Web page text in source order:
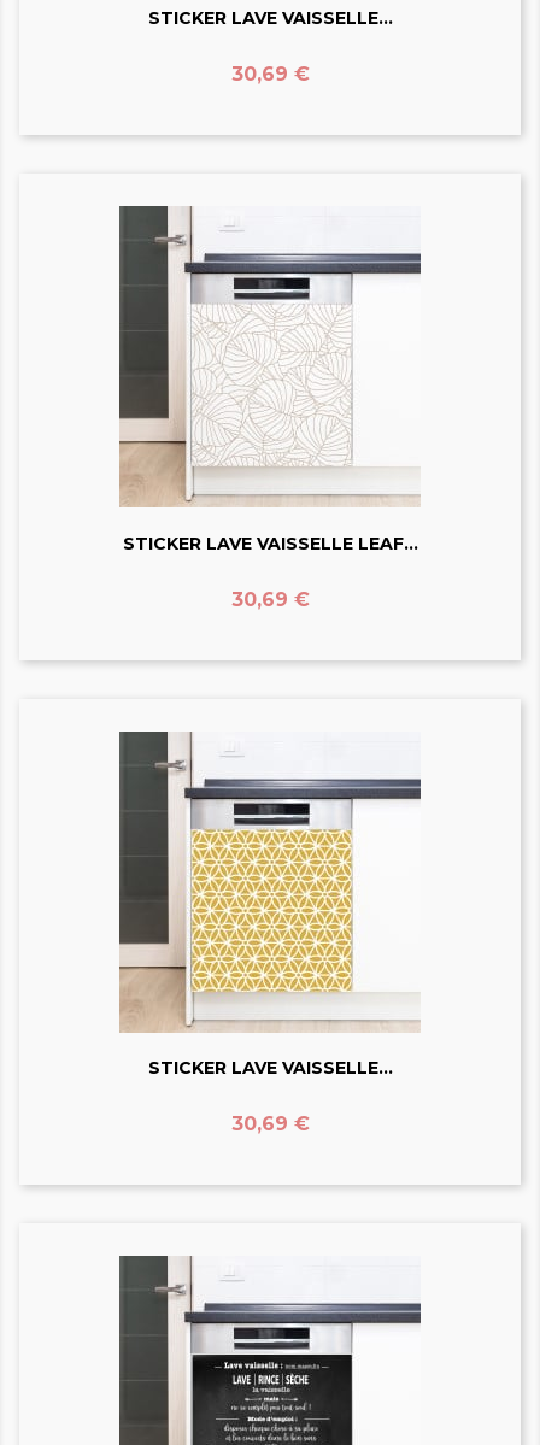
STICKER LAVE VAISSELLE...
Prix
30,69 €
STICKER LAVE VAISSELLE LEAF...
Prix
30,69 €
STICKER LAVE VAISSELLE...
Prix
30,69 €